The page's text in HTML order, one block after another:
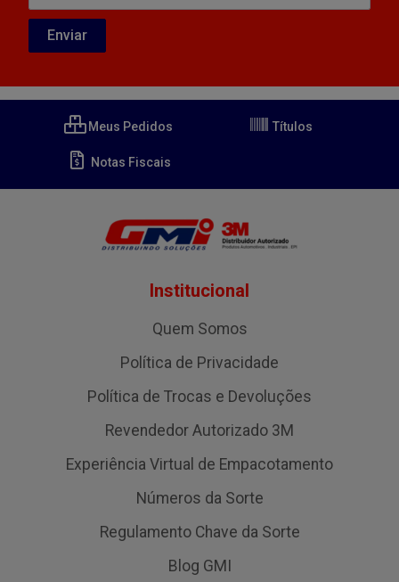
Meus Pedidos Títulos
Notas Fiscais
Institucional
Quem Somos
Política de Privacidade
Política de Trocas e Devoluções
Revendedor Autorizado 3M
Experiência Virtual de Empacotamento
Números da Sorte
Regulamento Chave da Sorte
Blog GMI